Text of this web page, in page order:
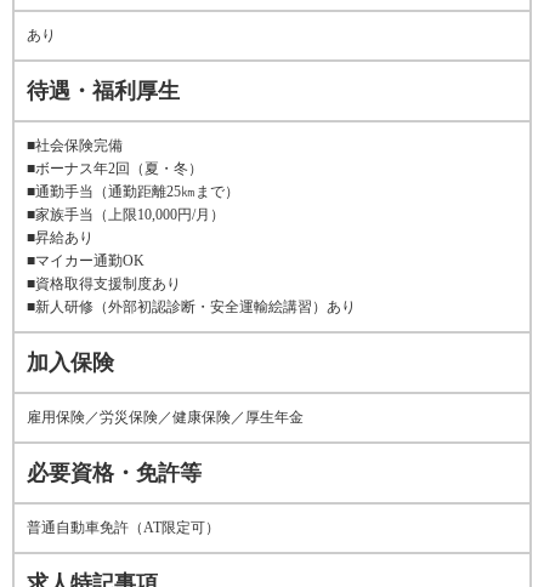
あり
待遇・福利厚生
■社会保険完備
■ボーナス年2回（夏・冬）
■通勤手当（通勤距離25㎞まで）
■家族手当（上限10,000円/月）
■昇給あり
■マイカー通勤OK
■資格取得支援制度あり
■新人研修（外部初認診断・安全運輸絵講習）あり
加入保険
雇用保険／労災保険／健康保険／厚生年金
必要資格・免許等
普通自動車免許（AT限定可）